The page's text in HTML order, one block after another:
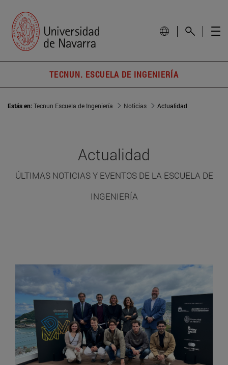
TECNUN. ESCUELA DE INGENIERÍA
Estás en:Tecnun Escuela de Ingeniería Noticias Actualidad
Actualidad
ÚLTIMAS NOTICIAS Y EVENTOS DE LA ESCUELA DE
INGENIERÍA